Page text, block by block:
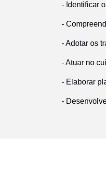
- Identificar
-
- Adotar os
- Atuar no
- Elaborar
-